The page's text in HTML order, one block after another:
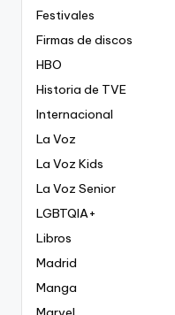
Festivales
Firmas de discos
HBO
Historia de TVE
Internacional
La Voz
La Voz Kids
La Voz Senior
LGBTQIA+
Libros
Madrid
Manga